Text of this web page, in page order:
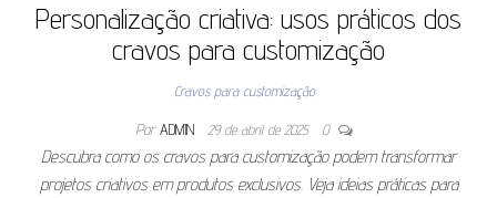
Personalização criativa: usos práticos dos
cravos para customização
Cravos para customização
Por ADMIN 29 de abril de 2025 0
Descubra como os cravos para customização podem transformar
projetos criativos em produtos exclusivos. Veja ideias práticas para